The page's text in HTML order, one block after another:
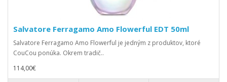
Salvatore Ferragamo Amo Flowerful EDT 50ml
Salvatore Ferragamo Amo Flowerful je jedným z produktov, ktoré
CouCou ponúka. Okrem tradič..
114,00€